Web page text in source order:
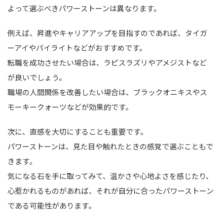
よって選ぶべきパワーストーンは異なります。
例えば、昇進やキャリアアップを目指すのであれば、タイガ
ーアイやパイライトなどがおすすめです。
転職を成功させたい場合は、ラピスラズリやアメジストなど
が良いでしょう。
職場の人間関係を改善したい場合は、ブラックオニキスやス
モーキークォーツなどが効果的です。
次に、直感を大切にすることも重要です。
パワーストーンは、見た目や触れたときの感覚で選ぶこともで
きます。
気になる石を手に取ってみて、温かさや心地よさを感じたり、
心惹かれるものがあれば、それが自分に合ったパワーストーン
である可能性があります。